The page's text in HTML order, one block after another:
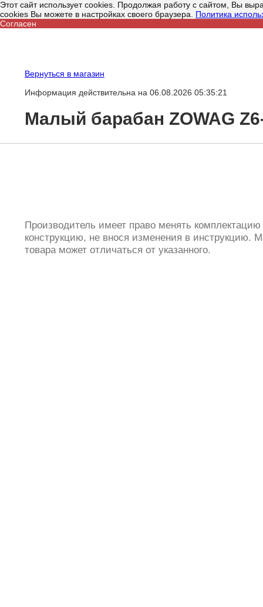
Этот сайт использует cookies. Продолжая работу с сайтом, Вы
cookies Вы можете в настройках своего браузера. Политика
Согласен
Вернуться в магазин
Информация действительна на 06.08.2026 05:35:21
Малый барабан ZOWAG
Производитель имеет право менять
конструкцию, не внося изменения в инструкцию.
товара может отличаться от указанного.